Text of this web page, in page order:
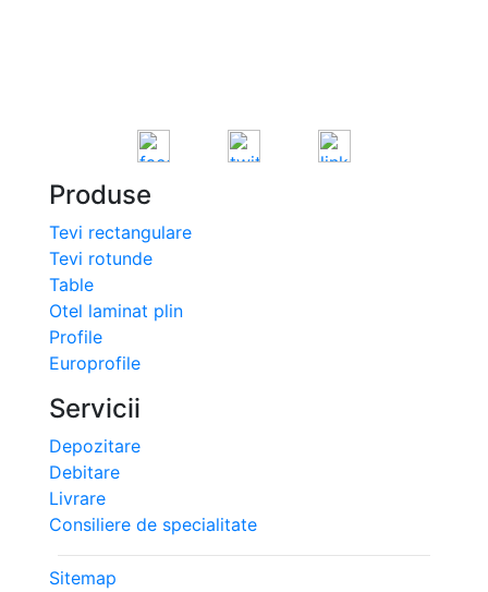
Produse
Tevi rectangulare
Tevi rotunde
Table
Otel laminat plin
Profile
Europrofile
Servicii
Depozitare
Debitare
Livrare
Consiliere de specialitate
Sitemap